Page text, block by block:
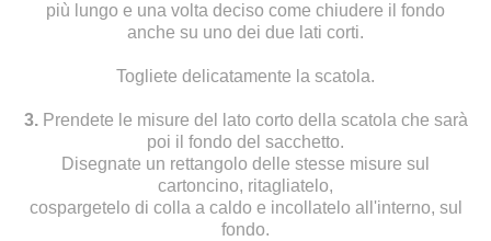
più lungo e una volta deciso come chiudere il fondo
anche su uno dei due lati corti.
Togliete delicatamente la scatola.
3.Prendete le misure del lato corto della scatola che sarà
poi il fondo del sacchetto.
Disegnate un rettangolo delle stesse misure sul
cartoncino, ritagliatelo,
cospargetelo di colla a caldo e incollatelo all'interno, sul
fondo.